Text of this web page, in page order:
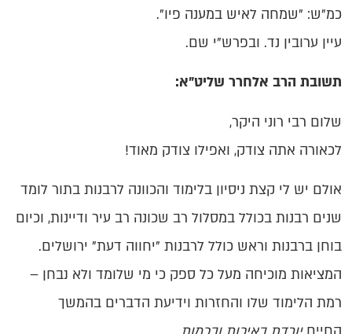
כמ"ש: "שמחה לאיש במענה פיו".
עיין ערובין נד. ובפרש"י שם.
תשובת הרב אלחרר שליט"א:
שלום רבי רוני היקר,
לכאורה אתה צודק, ואפילו צודק מאוד!
אולם יש לי קצת ניסיון בלימוד והכוונה לרבנות בתור לומד
שנים רבנות בכולל במסלול רב שכונה רב עיר ודיינות, וכיום
בוחן ברבנות וראש כולל לרבנות "יחווה דעת" ירושלים.
המציאות מוכיחה מעל כל ספק כי מי שלומד ולא נבחן –
רמת הלימוד שלו והחזרות וידיעת הדברים בהמשך